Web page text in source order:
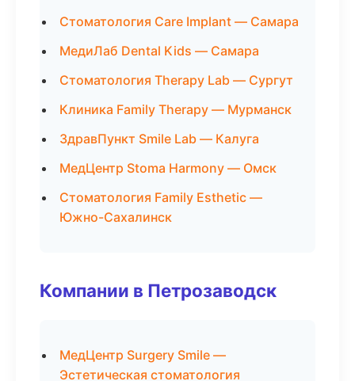
Стоматология Care Implant — Самара
МедиЛаб Dental Kids — Самара
Стоматология Therapy Lab — Сургут
Клиника Family Therapy — Мурманск
ЗдравПункт Smile Lab — Калуга
МедЦентр Stoma Harmony — Омск
Стоматология Family Esthetic —
Южно-Сахалинск
Компании в Петрозаводск
МедЦентр Surgery Smile —
Эстетическая стоматология